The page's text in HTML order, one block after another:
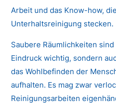
Arbeit und das Know-how,
Unterhaltsreinigung stecken.
Saubere Räumlichkeiten
Eindruck wichtig, sondern
das Wohlbefinden der
aufhalten. Es mag zwar
Reinigungsarbeiten